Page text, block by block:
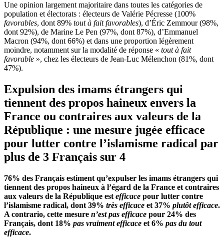
Une opinion largement majoritaire dans toutes les catégories de
population et électorats : électeurs de Valérie Pécresse (100%
favorables, dont 89% tout à fait favorables), d’Éric Zemmour (98%,
dont 92%), de Marine Le Pen (97%, dont 87%), d’Emmanuel
Macron (94%, dont 66%) et dans une proportion légèrement
moindre, notamment sur la modalité de réponse « tout à fait
favorable », chez les électeurs de Jean-Luc Mélenchon (81%, dont
47%).
Expulsion des imams étrangers qui
tiennent des propos haineux envers la
France ou contraires aux valeurs de la
République : une mesure jugée efficace
pour lutter contre l’islamisme radical par
plus de 3 Français sur 4
76% des Français estiment qu’expulser les imams étrangers qui
tiennent des propos haineux à l’égard de la France et contraires
aux valeurs de la République est efficace pour lutter contre
l’islamisme radical, dont 39% très efficace et 37% plutôt efficace.
A contrario, cette mesure n’est pas efficace pour 24% des
Français, dont 18% pas vraiment efficace et 6% pas du tout
efficace.